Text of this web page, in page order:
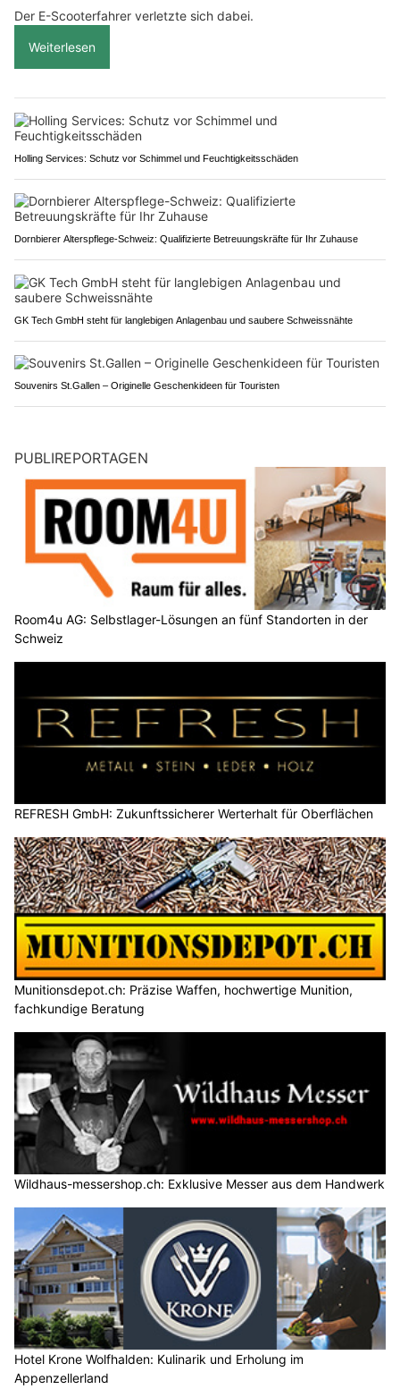
Der E-Scooterfahrer verletzte sich dabei.
Weiterlesen
Holling Services: Schutz vor Schimmel und Feuchtigkeitsschäden
Dornbierer Alterspflege-Schweiz: Qualifizierte Betreuungskräfte für Ihr Zuhause
GK Tech GmbH steht für langlebigen Anlagenbau und saubere Schweissnähte
Souvenirs St.Gallen – Originelle Geschenkideen für Touristen
PUBLIREPORTAGEN
Room4u AG: Selbstlager-Lösungen an fünf Standorten in der
Schweiz
REFRESH GmbH: Zukunftssicherer Werterhalt für Oberflächen
Munitionsdepot.ch: Präzise Waffen, hochwertige Munition,
fachkundige Beratung
Wildhaus-messershop.ch: Exklusive Messer aus dem Handwerk
Hotel Krone Wolfhalden: Kulinarik und Erholung im
Appenzellerland